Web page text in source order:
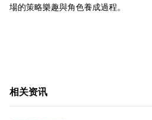
場的策略樂趣與角色養成過程。
相关资讯